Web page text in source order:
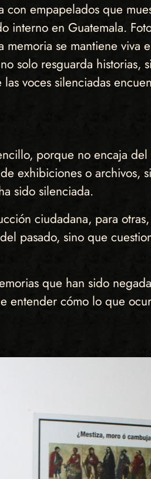
empapelados que
interno en Guatemala.
se mantiene viva
solo resguarda historias,
voces silenciadas
porque no encaja
exhibiciones o
sido silenciada.
ciudadana, para
pasado, sino que
que han sido
entender cómo lo que